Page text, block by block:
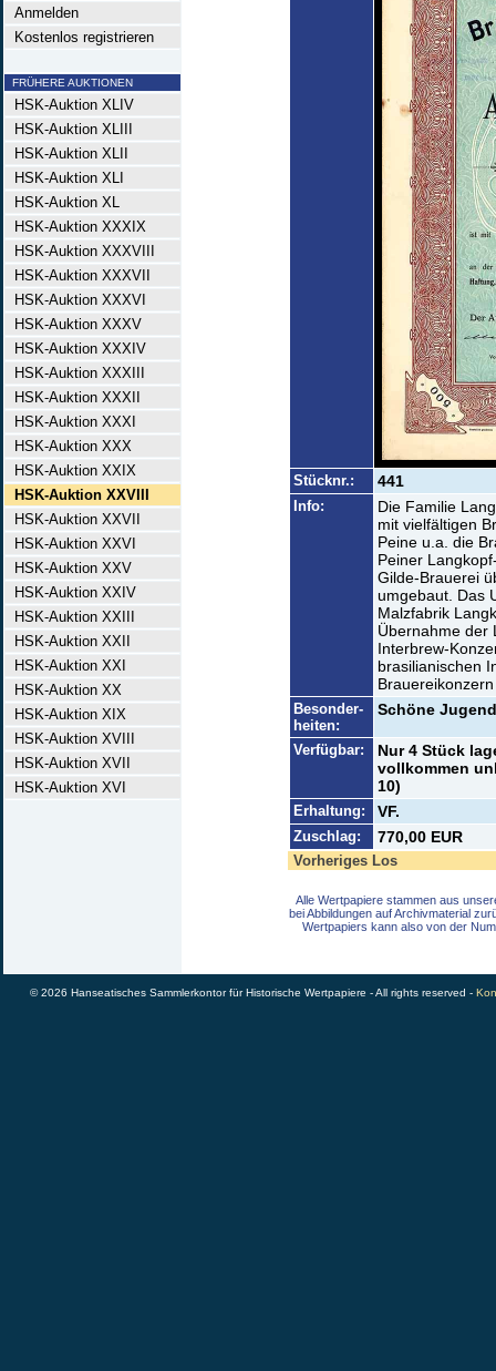
Anmelden
Kostenlos registrieren
FRÜHERE AUKTIONEN
HSK-Auktion XLIV
HSK-Auktion XLIII
HSK-Auktion XLII
HSK-Auktion XLI
HSK-Auktion XL
HSK-Auktion XXXIX
HSK-Auktion XXXVIII
HSK-Auktion XXXVII
HSK-Auktion XXXVI
HSK-Auktion XXXV
HSK-Auktion XXXIV
HSK-Auktion XXXIII
HSK-Auktion XXXII
HSK-Auktion XXXI
HSK-Auktion XXX
HSK-Auktion XXIX
HSK-Auktion XXVIII
HSK-Auktion XXVII
HSK-Auktion XXVI
HSK-Auktion XXV
HSK-Auktion XXIV
HSK-Auktion XXIII
HSK-Auktion XXII
HSK-Auktion XXI
HSK-Auktion XX
HSK-Auktion XIX
HSK-Auktion XVIII
HSK-Auktion XVII
HSK-Auktion XVI
Stücknr.: 441
Info:
Die Familie
mit vielfältigen
Peine u.a. die
Peiner
Gilde-Brauerei
umgebaut. Das
Malzfabrik
Übernahme der
Interbrew-
brasilianischen
Besonder-
heiten:
Schöne
Verfügbar:
Nur 4 Stück
vollkommen
10)
Erhaltung: VF.
Zuschlag: 770,00 EUR
Vorheriges Los
Alle Wertpapiere stammen aus
bei Abbildungen auf Archivmaterial
Wertpapiers kann also von der
© 2026 Hanseatisches Sammlerkontor für Historische Wertpapiere - All rights reserved -